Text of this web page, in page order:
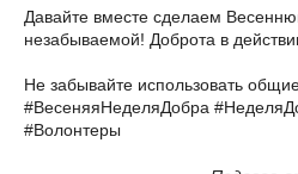
Давайте вместе сделаем
незабываемой! Доброта в
Не забывайте использовать
#ВесеняяНеделяДобра
#Волонтеры